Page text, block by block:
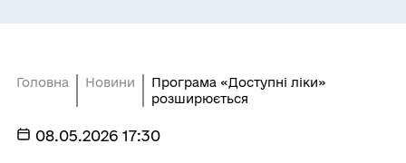
Головна Новини
Програма «Доступні ліки»
розширюється
08.05.2026 17:30